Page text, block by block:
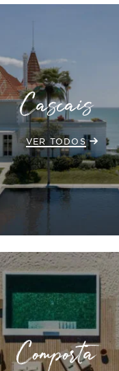
Cascais
VER TODOS
Comporta